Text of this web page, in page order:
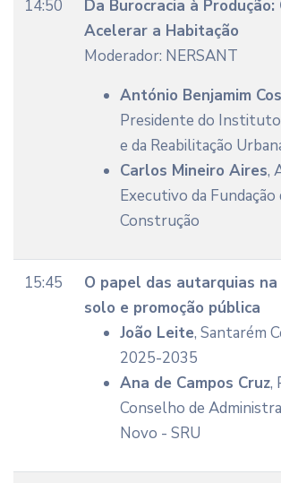
14:50
Da Burocracia à Produção:
Acelerar a Habitação
Moderador: NERSANT
António Benjamim
Presidente do
e da Reabilitação
Carlos Mineiro Aires,
Executivo da Fundação
Construção
15:45
O papel das autarquias
solo e promoção pública
João Leite, Santarém
2025-2035
Ana de Campos Cruz,
Conselho de
Novo - SRU